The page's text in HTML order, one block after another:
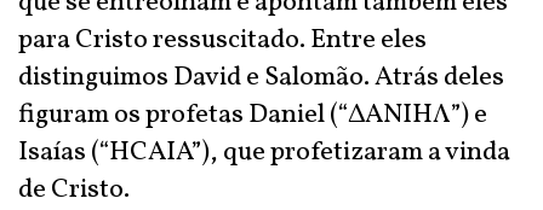
para Cristo ressuscitado. Entre eles
distinguimos David e Salomão. Atrás deles
figuram os profetas Daniel (“ΔΑΝΙΗΛ”) e
Isaías (“HCAIA”), que profetizaram a vinda
de Cristo.